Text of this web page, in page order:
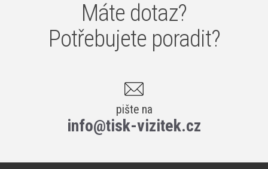
Máte dotaz?
Potřebujete poradit?
pište na
info@tisk-vizitek.cz